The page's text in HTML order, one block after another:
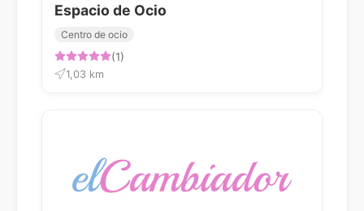
Espacio de Ocio
Centro de ocio
(1)
1,03 km